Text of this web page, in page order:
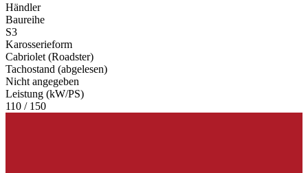
Händler
Baureihe
S3
Karosserieform
Cabriolet (Roadster)
Tachostand (abgelesen)
Nicht angegeben
Leistung (kW/PS)
110 / 150